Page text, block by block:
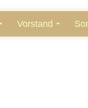
Vorstand